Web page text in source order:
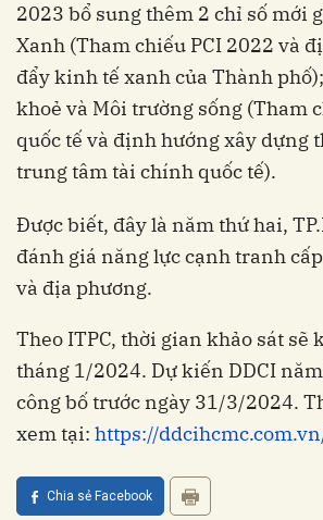
2023 bổ sung thêm 2 chỉ số mới
Xanh (Tham chiếu PCI 2022 và
đẩy kinh tế xanh của Thành
khoẻ và Môi trường sống (Tham
quốc tế và định hướng xây dựng
trung tâm tài chính quốc tế).
Được biết, đây là năm thứ hai,
đánh giá năng lực cạnh tranh
và địa phương.
Theo ITPC, thời gian khảo sát sẽ
tháng 1/2024. Dự kiến DDCI
công bố trước ngày 31/3/2024.
xem tại: https://
Chia sẻ Facebook